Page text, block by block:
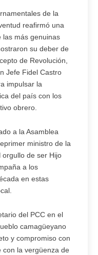
de la
reafirmó una
las más genuinas
su deber de
de Revolución,
Jefe Fidel Castro
impulsar la
del país con los
obrero.
a la Asamblea
ministro de la
orgullo de ser Hijo
a los
en estas
del PCC en el
camagüeyano
y compromiso con
con la vergüenza de